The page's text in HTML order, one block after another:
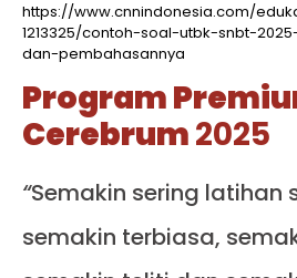
https://www.cnnindonesia.com/
1213325/contoh-soal-utbk-snbt-
dan-pembahasannya
Program
Cerebrum2025
“Semakin sering latihan
semakin terbiasa,